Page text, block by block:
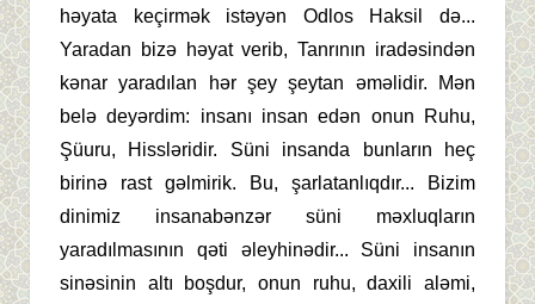
həyata keçirmək istəyən Odlos Haksil də...
Yaradan bizə həyat verib, Tanrının iradəsindən
kənar yaradılan hər şey şeytan əməlidir. Mən
belə deyərdim: insanı insan edən onun Ruhu,
Şüuru, Hissləridir. Süni insanda bunların heç
birinə rast gəlmirik. Bu, şarlatanlıqdır... Bizim
dinimiz insanabənzər süni məxluqların
yaradılmasının qəti əleyhinədir... Süni insanın
sinəsinin altı boşdur, onun ruhu, daxili aləmi,